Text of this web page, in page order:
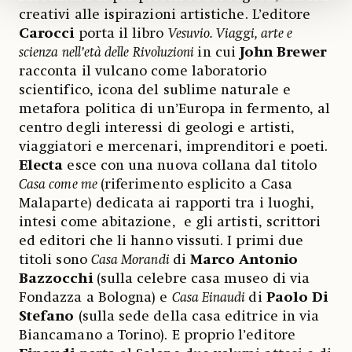
creativi alle ispirazioni artistiche. L’editore
Carocciporta il libro Vesuvio. Viaggi, arte e
scienza nell’età delle Rivoluzioniin cui
John Brewer
racconta il vulcano come laboratorio
scientifico, icona del sublime naturale e
metafora politica di un’Europa in fermento, al
centro degli interessi di geologi e artisti,
viaggiatori e mercenari, imprenditori e poeti.
Electa esce con una nuova collana dal titolo
Casa come me (riferimento esplicito a Casa
Malaparte) dedicata ai rapporti tra i luoghi,
intesi come abitazione, e gli artisti, scrittori
ed editori che li hanno vissuti. I primi due
titoli sono Casa Morandi di Marco Antonio
Bazzocchi (sulla celebre casa museo di via
Fondazza a Bologna) e Casa Einaudi di Paolo Di
Stefano (sulla sede della casa editrice in via
Biancamano a Torino). E proprio l’editore